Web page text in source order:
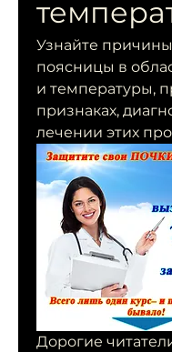
Узнайте
поясницы в
и температуры,
признаках,
лечении этих
Дорогие